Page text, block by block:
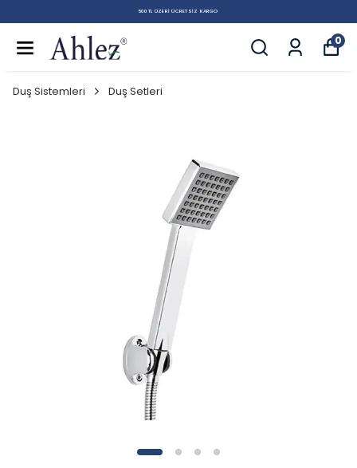
500 TL ÜZERI ÜCRETSIZ KARGO
0
Duş Sistemleri Duş Setleri